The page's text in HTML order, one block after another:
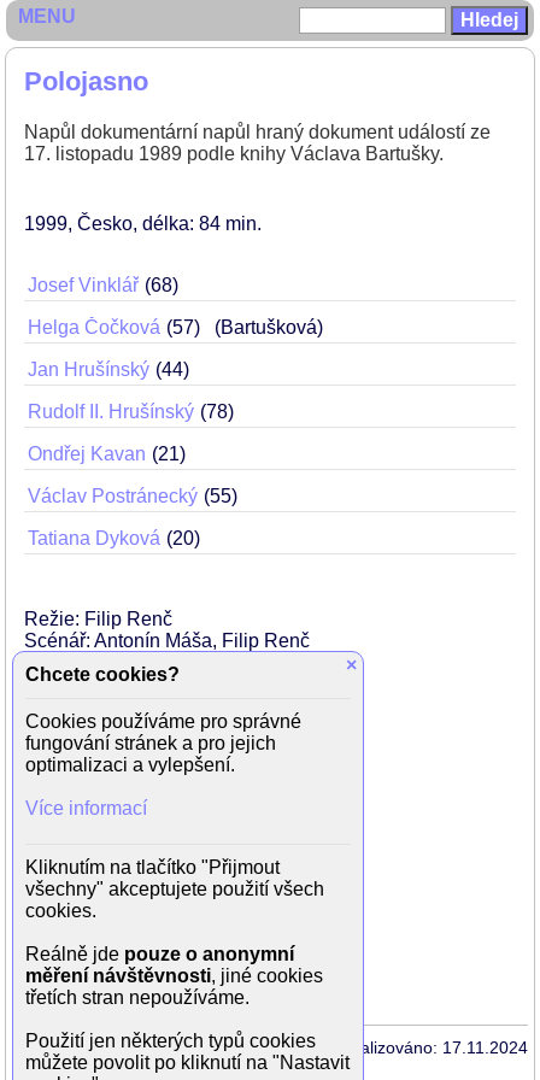
Polojasno
Napůl dokumentární napůl hraný dokument událostí ze
17. listopadu 1989 podle knihy Václava Bartušky.
1999 Česko délka: 84 min
Josef Vinklář 68
Helga Čočková 57 (Bartušková)
Jan Hrušínský 44
Rudolf II. Hrušínský 78
Ondřej Kavan 21
Václav Postránecký 55
Tatiana Dyková 20
Režie: Filip Renč
Scénář: Antonín Máša, Filip Renč
Námět: Václav Bartuška
Kamera: Martin Šec
Hrají:
Josef Vinklář
Helga Čočková (Bartušková)
Rudolf III. Hrušínský
Ondřej Kavan
Václav Postránecký
Jiří Maria Sieber
Tatiana Vilhelmová
Jan Počepický
Lubo Roman (generál Alojz Lorenc)
Aktualizováno: 17.11.2024
MENU
×
Chcete cookies?
Cookies používáme pro správné
fungování stránek a pro jejich
optimalizaci a vylepšení.
Více informací
Kliknutím na tlačítko "Přijmout
všechny" akceptujete použití všech
cookies.
Reálně jde pouze o anonymní
měření návštěvnosti, jiné cookies
třetích stran nepoužíváme.
Použití jen některých typů cookies
můžete povolit po kliknutí na "Nastavit